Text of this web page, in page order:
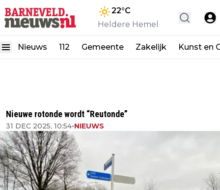
22°C
Heldere Hemel
Nieuws 112 Gemeente Zakelijk Kunst en
Nieuwe rotonde wordt “Reutonde”
31 DEC 2025, 10:54•NIEUWS